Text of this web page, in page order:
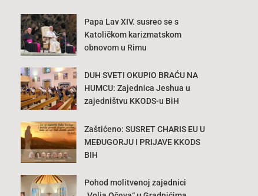
Papa Lav XIV. susreo se s
Katoličkom karizmatskom
obnovom u Rimu
DUH SVETI OKUPIO BRAĆU NA
HUMCU: Zajednica Jeshua u
zajedništvu KKODS-u BiH
Zaštićeno: SUSRET CHARIS EU U
MEĐUGORJU I PRIJAVE KKODS
BIH
Pohod molitvenoj zajednici